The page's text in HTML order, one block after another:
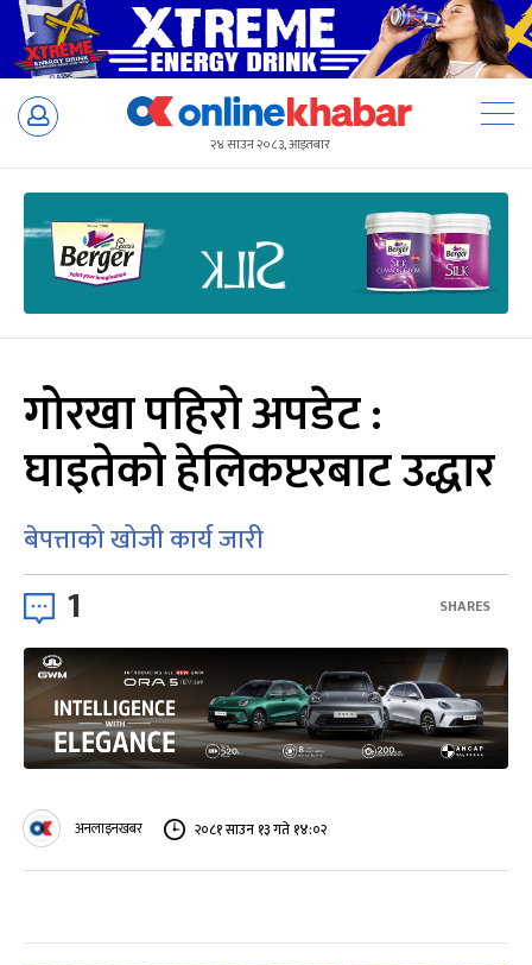
Skip
२४ साउन २०८३, आइतबार
गोरखा पहिरो अपडेट :
घाइतेको हेलिकप्टरबाट उद्धार
बेपत्ताको खोजी कार्य जारी
1 SHARES
अनलाइनखबर २०८१ साउन १३ गते १४:०२